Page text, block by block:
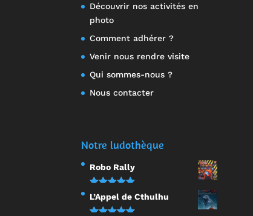
Découvrir nos activités en
photo
Comment adhérer ?
Venir nous rendre visite
Qui sommes-nous ?
Nous contacter
Notre ludothèque
Robo Rally
Note
5.00
sur 5
L’Appel de Cthulhu